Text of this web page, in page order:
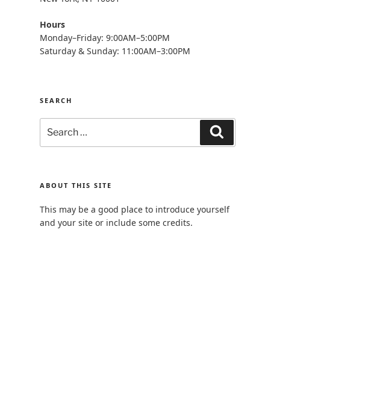
Hours
Monday–Friday: 9:00AM–5:00PM
Saturday & Sunday: 11:00AM–3:00PM
SEARCH
for:
ABOUT THIS SITE
This may be a good place to introduce yourself
and your site or include some credits.